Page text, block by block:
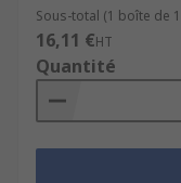
Sous-total (1 boîte de
16,11 €HT
Quantité